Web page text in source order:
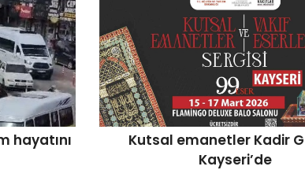
hayatını
Kutsal emanetler Kadir
Kayseri’de